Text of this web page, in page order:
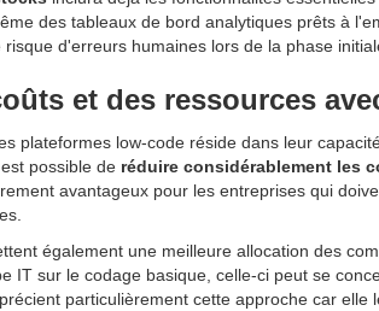
des tableaux de bord analytiques prêts à
d'erreurs humaines lors de la phase
et des ressources
plateformes low-code réside dans leur
possible de réduire considérablement les
avantageux pour les entreprises qui
également une meilleure allocation des
IT sur le codage basique, celle-ci peut se
particulièrement cette approche car